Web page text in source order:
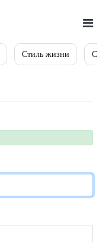
Стиль жизни